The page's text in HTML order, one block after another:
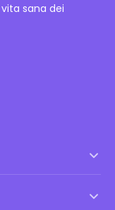
sana dei